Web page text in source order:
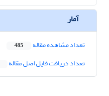
آمار
تعداد مشاهده مقاله 485
تعداد دریافت فایل اصل مقاله